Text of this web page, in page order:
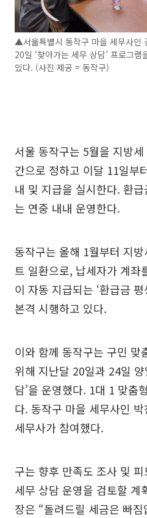
▲서울특별시 동작구 마을 세무사인
20일 ‘찾아가는 세무 상담’ 프로그
있다. (사진 제공 = 동작구)
서울 동작구는 5월을 지방
간으로 정하고 이달 11일부
내 및 지급을 실시한다. 환
는 연중 내내 운영한다.
동작구는 올해 1월부터 지
트 일환으로, 납세자가 계좌
이 자동 지급되는 ‘환급금
본격 시행하고 있다.
이와 함께 동작구는 구민 맞
위해 지난달 20일과 24일
담’을 운영했다. 1대 1 맞춤
다. 동작구 마을 세무사인
세무사가 참여했다.
구는 향후 만족도 조사 및
세무 상담 운영을 검토할 계
장은 “돌려드릴 세금은 빠